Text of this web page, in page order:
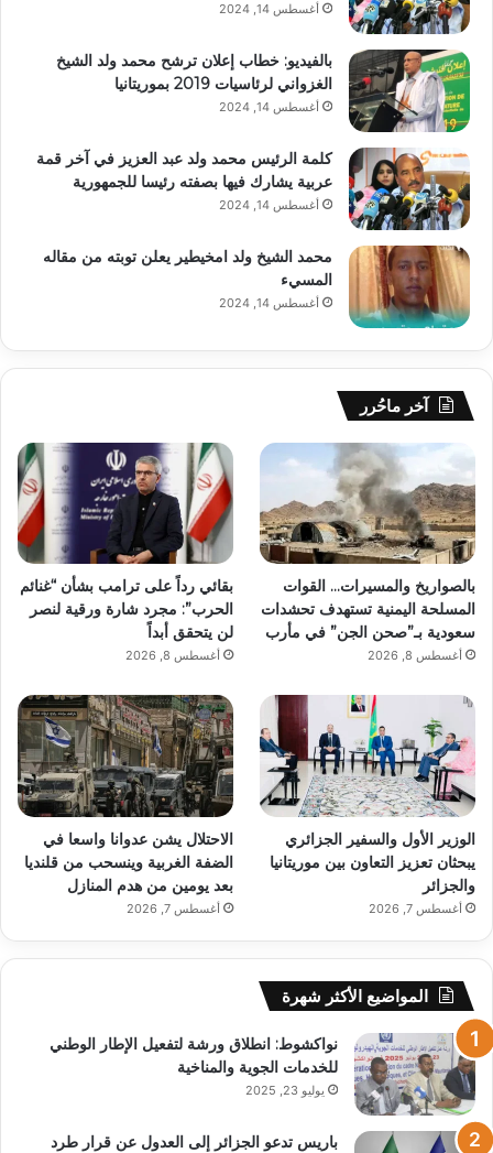
أغسطس 14, 2024
بالفيديو: خطاب إعلان ترشح محمد ولد الشيخ
الغزواني لرئاسيات 2019 بموريتانيا
أغسطس 14, 2024
كلمة الرئيس محمد ولد عبد العزيز في آخر قمة
عربية يشارك فيها بصفته رئيسا للجمهورية
أغسطس 14, 2024
محمد الشيخ ولد امخيطير يعلن توبته من مقاله
المسيء
أغسطس 14, 2024
آخر ماحُرر
بالصواريخ والمسيرات… القوات
المسلحة اليمنية تستهدف تحشدات
سعودية بـ”صحن الجن” في مأرب
أغسطس 8, 2026
بقائي رداً على ترامب بشأن “غنائم
الحرب”: مجرد شارة ورقية لنصر
لن يتحقق أبداً
أغسطس 8, 2026
الوزير الأول والسفير الجزائري
يبحثان تعزيز التعاون بين موريتانيا
والجزائر
أغسطس 7, 2026
الاحتلال يشن عدوانا واسعا في
الضفة الغربية وينسحب من قلنديا
بعد يومين من هدم المنازل
أغسطس 7, 2026
المواضيع الأكثر شهرة
نواكشوط: انطلاق ورشة لتفعيل الإطار الوطني
للخدمات الجوية والمناخية
يوليو 23, 2025
باريس تدعو الجزائر إلى العدول عن قرار طرد